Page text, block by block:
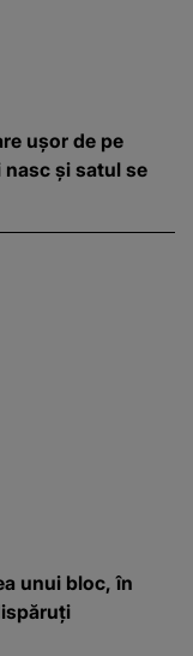
ușor de pe
nasc și satul se
unui bloc, în